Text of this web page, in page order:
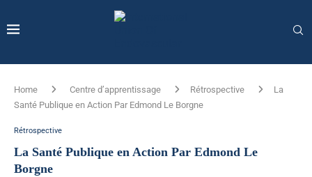
Home Centre d’apprentissage Rétrospective
La
Santé Publique en Action Par Edmond Le Borgne
Rétrospective
La Santé Publique en Action Par Edmond Le
Borgne